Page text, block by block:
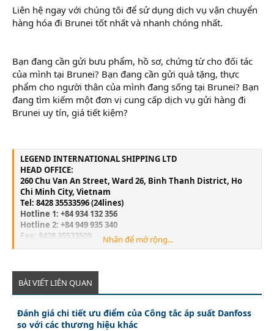
Liên hệ ngay với chúng tôi để sử dụng dịch vụ vận chuyển
hàng hóa đi Brunei tốt nhất và nhanh chóng nhất.
Bạn đang cần gửi bưu phẩm, hồ sơ, chứng từ cho đối tác
của mình tại Brunei? Bạn đang cần gửi quà tặng, thực
phẩm cho người thân của mình đang sống tại Brunei? Bạn
đang tìm kiếm một đơn vị cung cấp dịch vụ gửi hàng đi
Brunei uy tín, giá tiết kiệm?
LEGEND INTERNATIONAL SHIPPING LTD
HEAD OFFICE:
260 Chu Van An Street, Ward 26, Binh Thanh District, Ho
Chi Minh City, Vietnam
Tel: 8428 35533596 (24lines)
Hotline 1: +84 934 132 356
Hotline 2: +84 949 935 340
Fax: 8428 35533509
Email:info@legend-shipping.com
No.3 Le Thanh Tong Street, May To Ward, Ngo Quyen
District, Hai Phong City, Vietnam
Tel: 84225 3999679
Email:Lghp@legend-shipping.com
Nhấn để mở rộng...
BÀI VIẾT LIÊN QUAN
Đánh giá chi tiết ưu điểm của Công tắc áp suất Danfoss
so với các thương hiệu khác